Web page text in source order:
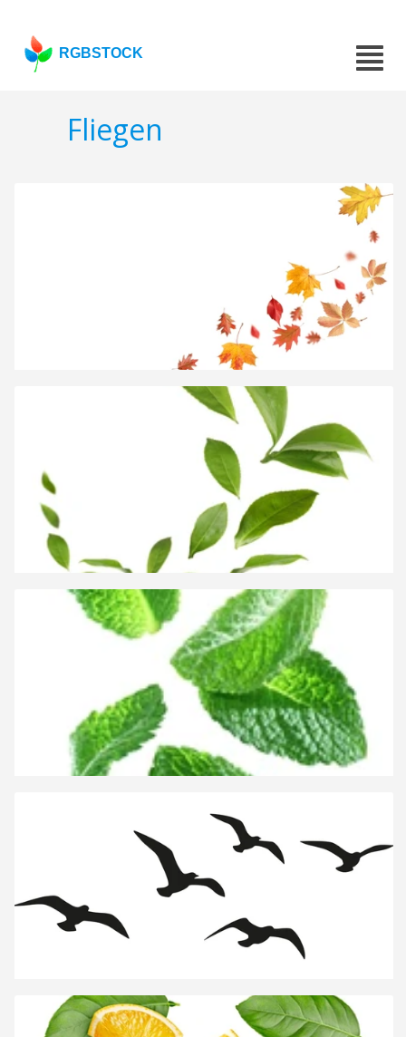
RGBSTOCK
Fliegen